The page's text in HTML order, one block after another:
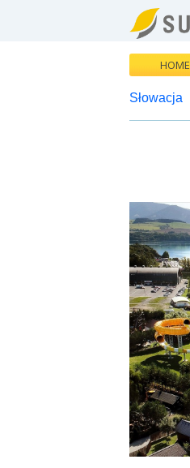
HOME
Słowacja